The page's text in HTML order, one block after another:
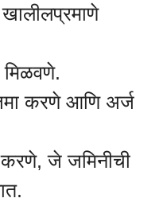
खालीलप्रमाणे
मिळवणे.
करणे आणि अर्ज
जे जमिनीची